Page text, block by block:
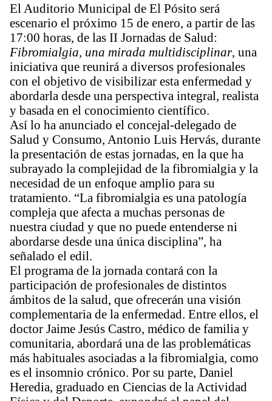
El Auditorio Municipal de El Pósito será
escenario el próximo 15 de enero, a partir de las
17:00 horas, de las II Jornadas de Salud:
Fibromialgia, una mirada multidisciplinar, una
iniciativa que reunirá a diversos profesionales
con el objetivo de visibilizar esta enfermedad y
abordarla desde una perspectiva integral, realista
y basada en el conocimiento científico.
Así lo ha anunciado el concejal-delegado de
Salud y Consumo, Antonio Luis Hervás, durante
la presentación de estas jornadas, en la que ha
subrayado la complejidad de la fibromialgia y la
necesidad de un enfoque amplio para su
tratamiento. “La fibromialgia es una patología
compleja que afecta a muchas personas de
nuestra ciudad y que no puede entenderse ni
abordarse desde una única disciplina”, ha
señalado el edil.
El programa de la jornada contará con la
participación de profesionales de distintos
ámbitos de la salud, que ofrecerán una visión
complementaria de la enfermedad. Entre ellos, el
doctor Jaime Jesús Castro, médico de familia y
comunitaria, abordará una de las problemáticas
más habituales asociadas a la fibromialgia, como
es el insomnio crónico. Por su parte, Daniel
Heredia, graduado en Ciencias de la Actividad